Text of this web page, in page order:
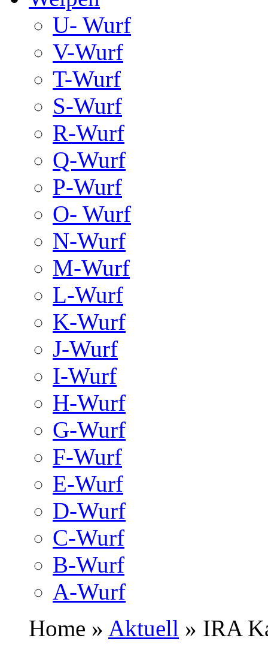
U- Wurf
V-Wurf
T-Wurf
S-Wurf
R-Wurf
Q-Wurf
P-Wurf
O- Wurf
N-Wurf
M-Wurf
L-Wurf
K-Wurf
J-Wurf
I-Wurf
H-Wurf
G-Wurf
F-Wurf
E-Wurf
D-Wurf
C-Wurf
B-Wurf
A-Wurf
Home » Aktuell » IRA